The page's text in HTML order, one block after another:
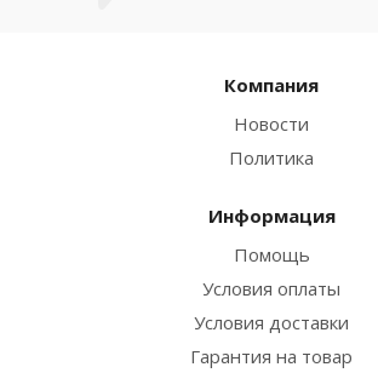
Компания
Новости
Политика
Информация
Помощь
Условия оплаты
Условия доставки
Гарантия на товар